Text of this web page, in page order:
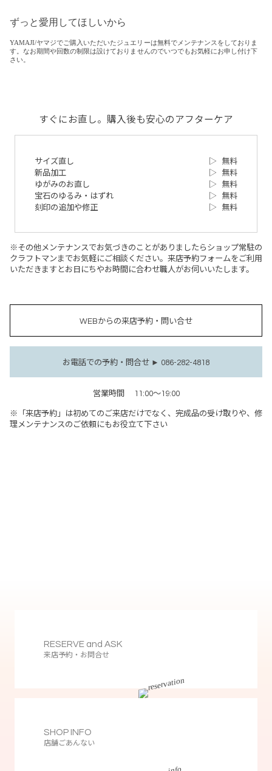
ずっと愛用してほしいから
YAMAJI/ヤマジでご購入いただいたジュエリーは無料でメンテナンスをしておりま
す。なお期間や回数の制限は設けておりませんのでいつでもお気軽にお申し付け下
さい。
すぐにお直し。購入後も安心のアフターケア
サイズ直し ▷
無料
新品加工
▷
無料
ゆがみのお直し
▷
無料
宝石のゆるみ・はずれ
▷
無料
刻印の追加や修正
▷ 無料
※その他メンテナンスでお気づきのことがありましたらショップ常駐の
クラフトマンまでお気軽にご相談ください。来店予約フォームをご利用
いただきますとお日にちやお時間に合わせ職人がお伺いいたします。
WEBからの来店予約・問い合せ
お電話での予約・問合せ ► 086-282-4818
営業時間 11:00～19:00
※「来店予約」は初めてのご来店だけでなく、完成品の受け取りや、修
理メンテナンスのご依頼にもお役立て下さい
RESERVE and ASK
来店予約・お問合せ
SHOP INFO
店舗ごあんない